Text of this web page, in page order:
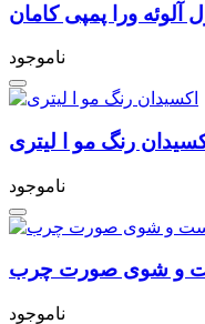
آلوئه ورا پمپی کامان
ناموجود
رنگ مو ا لیتری
ناموجود
و شوی صورت چرب
ناموجود